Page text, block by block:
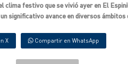
festivo que se vivió ayer en El
significativo avance en diversos ámbitos
X Compartir en WhatsApp